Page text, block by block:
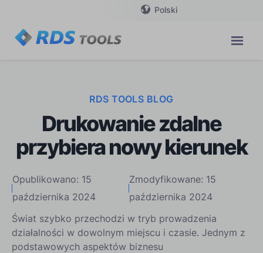
Polski
RDS TOOLS BLOG
Drukowanie zdalne
przybiera nowy kierunek
Opublikowano: 15
października 2024
Zmodyfikowane: 15
października 2024
Świat szybko przechodzi w tryb prowadzenia
działalności w dowolnym miejscu i czasie. Jednym z
podstawowych aspektów biznesu